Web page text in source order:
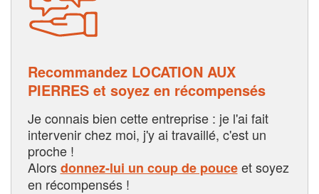
Recommandez LOCATION AUX
PIERRES et soyez en récompensés
Je connais bien cette entreprise : je l'ai fait
intervenir chez moi, j'y ai travaillé, c'est un
proche !
Alorsdonnez-lui un coup de pouceet soyez
en récompensés !